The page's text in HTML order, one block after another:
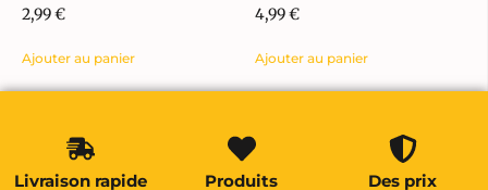
2,99€
Ajouter au panier
4,99€
Ajouter au panier
Livraison rapide
Produits
Des prix